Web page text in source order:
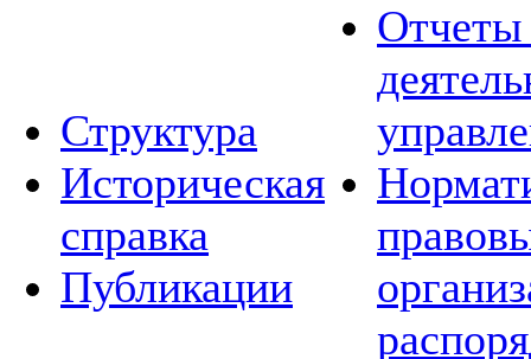
Структура
Историческая
справка
Публикации
Отчеты